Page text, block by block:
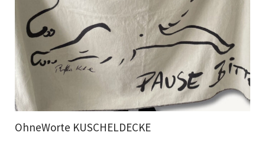
OhneWorte KUSCHELDECKE